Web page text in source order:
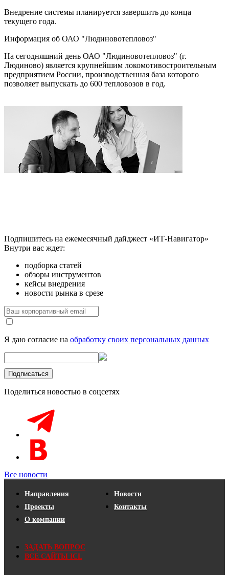
Внедрение системы планируется завершить до конца
текущего года.
Информация об ОАО "Людиновотепловоз"
На сегодняшний день ОАО "Людиновотепловоз" (г.
Людиново) является крупнейшим локомотивостроительным
предприятием России, производственная база которого
позволяет выпускать до 600 тепловозов в год.
Подпишитесь на ежемесячный дайджест «ИТ-Навигатор»
Внутри вас ждет:
подборка статей
обзоры инструментов
кейсы внедрения
новости рынка в срезе
Я даю согласие на обработку своих персональных данных
Поделиться новостью в соцсетях
Все новости
Направления
Проекты
О компании
Новости
Контакты
ЗАДАТЬ ВОПРОС
ВСЕ САЙТЫ ICL